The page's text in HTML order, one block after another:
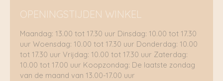
OPENINGSTIJDEN WINKEL
Maandag: 13.00 tot 17.30 uur Dinsdag: 10.00 tot 17.30
uur Woensdag: 10.00 tot 17.30 uur Donderdag: 10.00
tot 17.30 uur Vrijdag: 10.00 tot 17.30 uur Zaterdag:
10.00 tot 17.00 uur Koopzondag: De laatste zondag
van de maand van 13.00-17.00 uur